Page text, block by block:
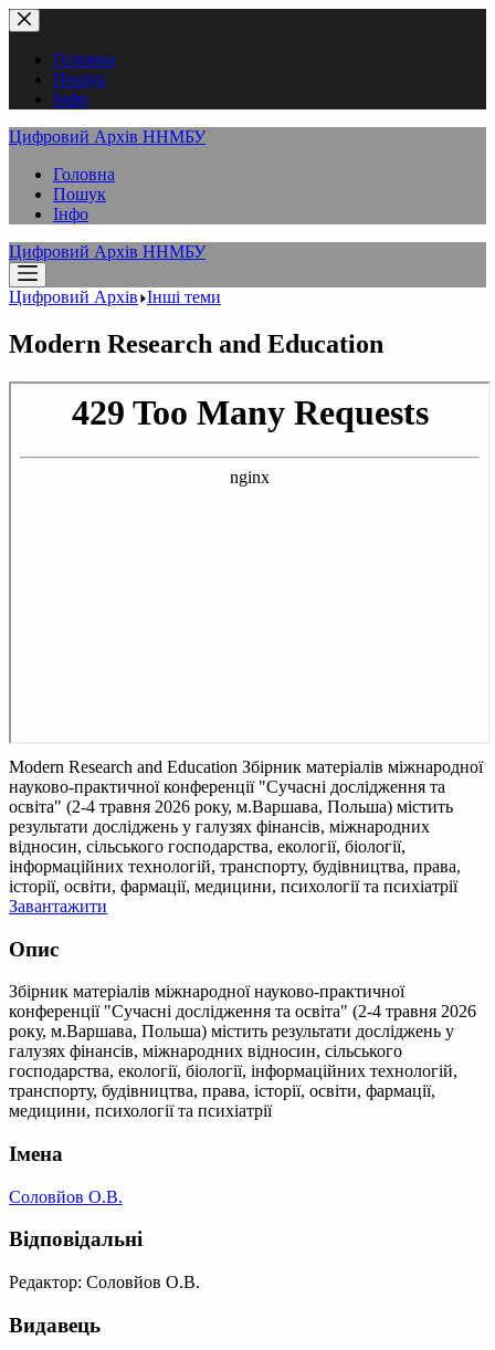
Перейти
до
вмістуГоловна
Пошук
Інфо
Цифровий Архів ННМБУ
Головна
Пошук
Інфо
Цифровий Архів ННМБУ
Цифровий Архів Інші теми
Modern Research and Education
Modern Research and Education Збірник матеріалів міжнародної
науково-практичної конференції "Сучасні дослідження та
освіта" (2-4 травня 2026 року, м.Варшава, Польша) містить
результати досліджень у галузях фінансів, міжнародних
відносин, сільського господарства, екології, біології,
інформаційних технологій, транспорту, будівництва, права,
історії, освіти, фармації, медицини, психології та психіатрії
Завантажити
Опис
Збірник матеріалів міжнародної науково-практичної
конференції "Сучасні дослідження та освіта" (2-4 травня 2026
року, м.Варшава, Польша) містить результати досліджень у
галузях фінансів, міжнародних відносин, сільського
господарства, екології, біології, інформаційних технологій,
транспорту, будівництва, права, історії, освіти, фармації,
медицини, психології та психіатрії
Імена
Соловйов О.В.
Відповідальні
Редактор: Соловйов О.В.
Видавець